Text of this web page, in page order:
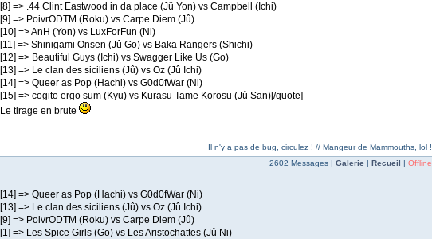
[8] => .44 Clint Eastwood in da place (Jû Yon) vs Campbell (Ichi)
[9] => PoivrODTM (Roku) vs Carpe Diem (Jû)
[10] => AnH (Yon) vs LuxForFun (Ni)
[11] => Shinigami Onsen (Jû Go) vs Baka Rangers (Shichi)
[12] => Beautiful Guys (Ichi) vs Swagger Like Us (Go)
[13] => Le clan des siciliens (Jû) vs Oz (Jû Ichi)
[14] => Queer as Pop (Hachi) vs G0d0fWar (Ni)
[15] => cogito ergo sum (Kyu) vs Kurasu Tame Korosu (Jû San)[/quote]
Le tirage en brute
Il n'y a pas de bug, circulez ! // Mangeur de Mammouths, lol !
2602 Messages | Galerie | Recueil | Offline
[14] => Queer as Pop (Hachi) vs G0d0fWar (Ni)
[13] => Le clan des siciliens (Jû) vs Oz (Jû Ichi)
[9] => PoivrODTM (Roku) vs Carpe Diem (Jû)
[1] => Les Spice Girls (Go) vs Les Aristochattes (Jû Ni)